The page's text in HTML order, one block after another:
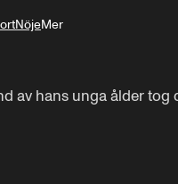
NöjeMer
av hans unga ålder